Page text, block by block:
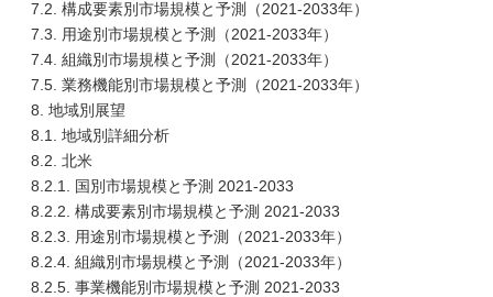
7.2. 構成要素別市場規模と予測（2021-2033年）
7.3. 用途別市場規模と予測（2021-2033年）
7.4. 組織別市場規模と予測（2021-2033年）
7.5. 業務機能別市場規模と予測（2021-2033年）
8. 地域別展望
8.1. 地域別詳細分析
8.2. 北米
8.2.1. 国別市場規模と予測 2021-2033
8.2.2. 構成要素別市場規模と予測 2021-2033
8.2.3. 用途別市場規模と予測（2021-2033年）
8.2.4. 組織別市場規模と予測（2021-2033年）
8.2.5. 事業機能別市場規模と予測 2021-2033